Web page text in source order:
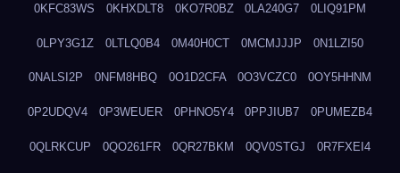
0KFC83WS 0KHXDLT8 0KO7R0BZ 0LA240G7 0LIQ91PM
0LPY3G1Z 0LTLQ0B4 0M40H0CT 0MCMJJJP 0N1LZI50
0NALSI2P 0NFM8HBQ 0O1D2CFA 0O3VCZC0 0OY5HHNM
0P2UDQV4 0P3WEUER 0PHNO5Y4 0PPJIUB7 0PUMEZB4
0QLRKCUP 0QO261FR 0QR27BKM 0QV0STGJ 0R7FXEI4